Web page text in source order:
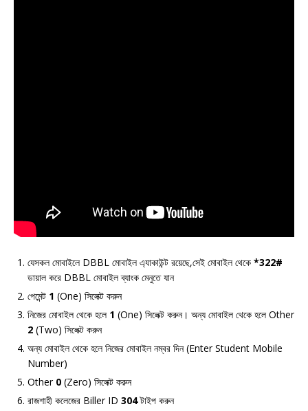
যেসকল মোবাইলে DBBL মোবাইল এ্যাকাউন্ট রয়েছে,সেই মোবাইল থেকে *322#
ডায়াল করে DBBL মোবাইল ব্যাংক মেনুতে যান
পেমেন্ট 1 (One) সিলেক্ট করুন
নিজের মোবাইল থেকে হলে 1 (One) সিলেক্ট করুন। অন্য মোবাইল থেকে হলে Other
2 (Two) সিলেক্ট করুন
অন্য মোবাইল থেকে হলে নিজের মোবাইল নম্বর দিন (Enter Student Mobile
Number)
Other 0 (Zero) সিলেক্ট করুন
রাজশাহী কলেজের Biller ID 304টাইপ করুন